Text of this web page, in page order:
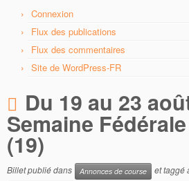
Connexion
Flux des publications
Flux des commentaires
Site de WordPress-FR
Du 19 au 23
Semaine
(19)
Billet publié dans Annonces de course et taggé